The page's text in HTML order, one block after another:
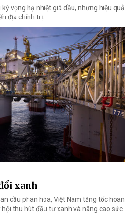
vọng hạ nhiệt giá dầu, nhưng hiệu quả
địa chính trị.
xanh
cầu phân hóa, Việt Nam tăng tốc hoàn
thu hút đầu tư xanh và nâng cao sức